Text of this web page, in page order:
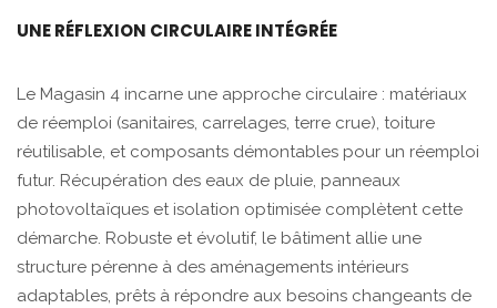
UNE RÉFLEXION CIRCULAIRE INTÉGRÉE
Le Magasin 4 incarne une approche circulaire : matériaux
de réemploi (sanitaires, carrelages, terre crue), toiture
réutilisable, et composants démontables pour un réemploi
futur. Récupération des eaux de pluie, panneaux
photovoltaïques et isolation optimisée complètent cette
démarche. Robuste et évolutif, le bâtiment allie une
structure pérenne à des aménagements intérieurs
adaptables, prêts à répondre aux besoins changeants de